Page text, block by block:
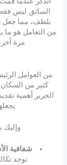
السائق ليس
بلطف، مما جعل
من التعامل هو
مرة
من العوامل
كثير من
الحرير أهمية
وإليك
شفافية
توجد